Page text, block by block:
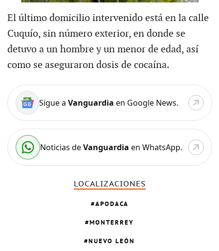
El último domicilio intervenido está en la calle
Cuquío, sin número exterior, en donde se
detuvo a un hombre y un menor de edad, así
como se aseguraron dosis de cocaína.
Sigue a Vanguardia en Google News.
Noticias deVanguardia en WhatsApp.
LOCALIZACIONES
APODACA
MONTERREY
NUEVO LEÓN